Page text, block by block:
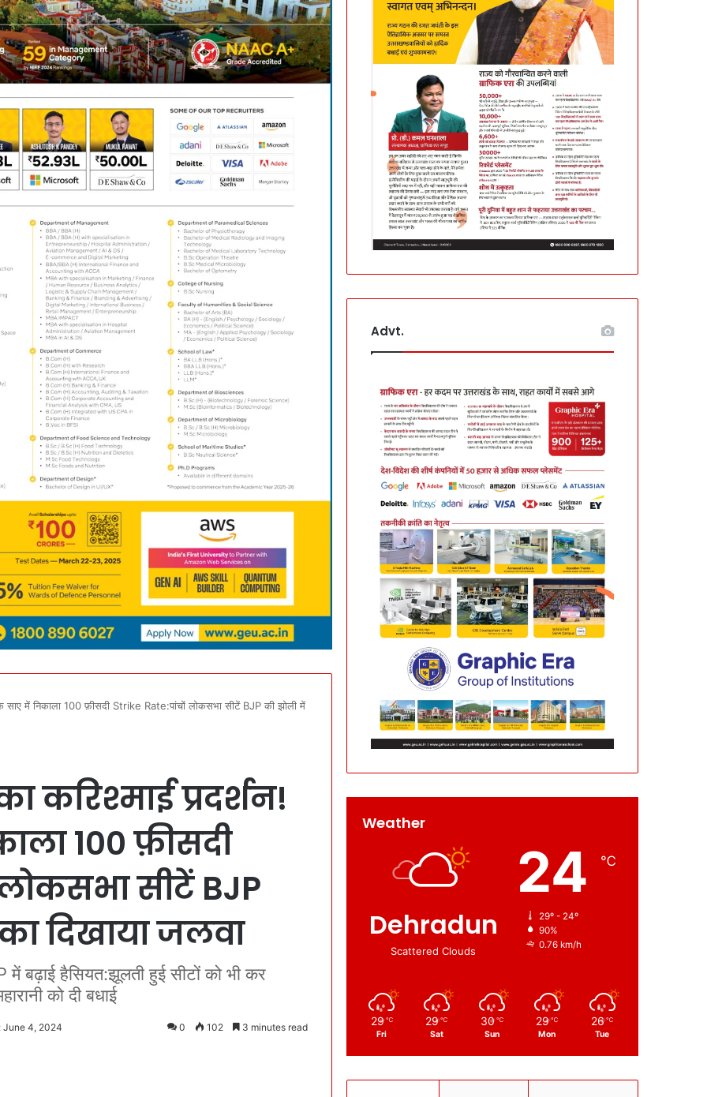
के साए में निकाला 100 फ़ीसदी Strike Rate:पांचों लोकसभा सीटें BJP की झोली में
करिश्माई प्रदर्शन!
100 फ़ीसदी
सीटें BJP
दिखाया जलवा
बढ़ाई हैसियत:झूलती हुई सीटों को भी कर
को दी बधाई
June 4, 2024 0 102 3 minutes read
Advt.
Weather
Dehradun
Scattered Clouds
24 ℃
29º - 24º
90%
0.76 km/h
29 ℃
Fri
29 ℃
Sat
30 ℃
Sun
29 ℃
Mon
26 ℃
Tue